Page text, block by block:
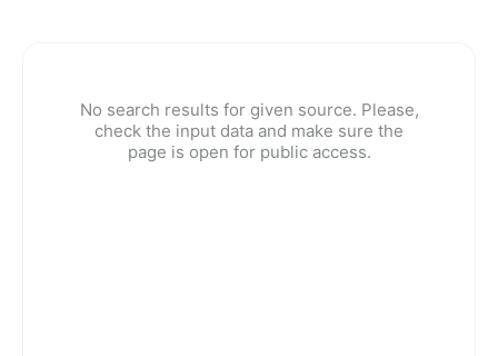
No search results for given source. Please,
check the input data and make sure the
page is open for public access.